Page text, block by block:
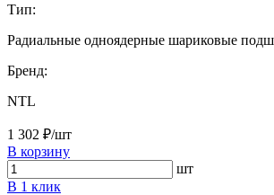
Тип:
Радиальные одноядерные шариковые
Бренд:
NTL
1 302 ₽/шт
В корзину
шт
В 1 клик